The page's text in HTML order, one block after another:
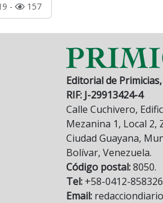
- 157
Editorial de Primicias,
RIF: J-29913424-4
Calle Cuchivero,
Mezanina 1, Local 2,
Ciudad Guayana,
Bolívar, Venezuela.
Código postal:8050.
Tel: +58-0412-
Email: